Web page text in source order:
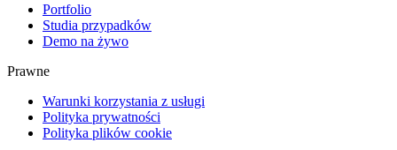
Portfolio
Studia przypadków
Demo na żywo
Prawne
Warunki korzystania z usługi
Polityka prywatności
Polityka plików cookie